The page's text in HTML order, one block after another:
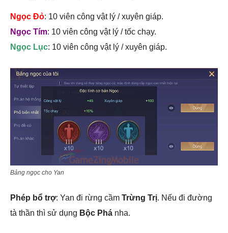
Ngọc Đỏ: 10 viên công vật lý / xuyên giáp.
Ngọc Tím: 10 viên công vật lý / tốc chạy.
Ngọc Lục: 10 viên công vật lý / xuyên giáp.
Bảng ngọc cho Yan
Phép bổ trợ: Yan đi rừng cầm Trừng Trị. Nếu đi đường
tà thần thì sử dụng Bộc Phá nha.